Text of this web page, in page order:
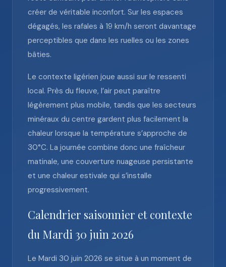
créer de véritable inconfort. Sur les espaces
dégagés, les rafales à 19 km/h seront davantage
perceptibles que dans les ruelles ou les zones
bâties.
Le contexte ligérien joue aussi sur le ressenti
local. Près du fleuve, l’air peut paraître
légèrement plus mobile, tandis que les secteurs
minéraux du centre gardent plus facilement la
chaleur lorsque la température s’approche de
30°C. La journée combine donc une fraîcheur
matinale, une couverture nuageuse persistante
et une chaleur estivale qui s’installe
progressivement.
Calendrier saisonnier et contexte
du Mardi 30 juin 2026
Le Mardi 30 juin 2026 se situe à un moment de